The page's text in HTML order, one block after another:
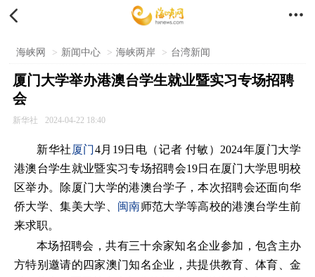
 
海峡网 > 新闻中心 > 海峡两岸 > 台湾新闻
厦门大学举办港澳台学生就业暨实习专场招聘
会
新华社 2024-04-22 18:40
新华社 厦门4月19日电（记者 付敏）2024年厦门大学
港澳台学生就业暨实习专场招聘会19日在厦门大学思明校
区举办。除厦门大学的港澳台学子，本次招聘会还面向华
侨大学、集美大学、 闽南师范大学等高校的港澳台学生前
来求职。
本场招聘会，共有三十余家知名企业参加，包含主办
方特别邀请的四家澳门知名企业，共提供教育、体育、金